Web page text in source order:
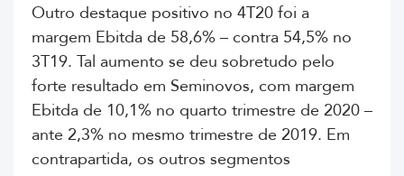
Outro destaque positivo no 4T20 foi a
margem Ebitda de 58,6% – contra 54,5% no
3T19. Tal aumento se deu sobretudo pelo
forte resultado em Seminovos, com margem
Ebitda de 10,1% no quarto trimestre de 2020 –
ante 2,3% no mesmo trimestre de 2019. Em
contrapartida, os outros segmentos